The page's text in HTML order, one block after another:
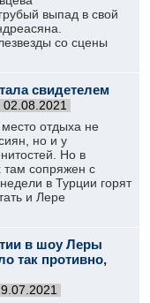
выпад в свой
со сцены
свидетелем
02.08.2021
отдыха не
но и у
Но в
там сопряжен с
в Турции горят
и Лере
в шоу Леры
так противно,